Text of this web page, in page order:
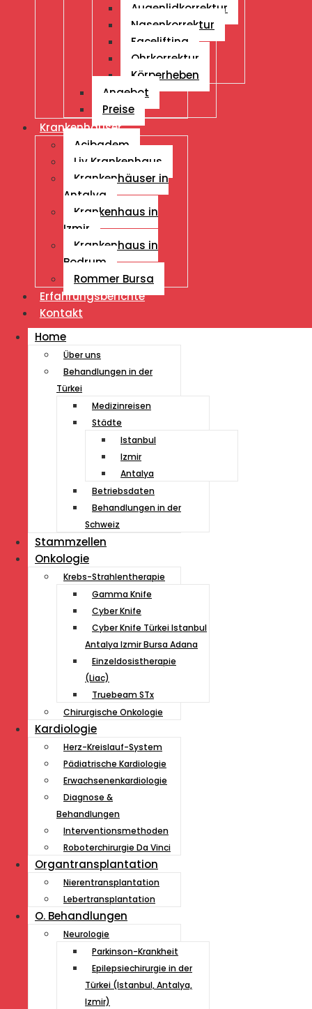
Augenlidkorrektur
Nasenkorrektur
Facelifting
Ohrkorrektur
Körperheben
Angebot
Preise
Krankenhäuser
Acibadem
Liv Krankenhaus
Krankenhäuser in
Antalya
Krankenhaus in
Izmir
Krankenhaus in
Bodrum
Rommer Bursa
Erfahrungsberichte
Kontakt
Home
Über uns
Behandlungen in der
Türkei
Medizinreisen
Städte
Istanbul
Izmir
Antalya
Betriebsdaten
Behandlungen in der
Schweiz
Stammzellen
Onkologie
Krebs-Strahlentherapie
Gamma Knife
Cyber Knife
Cyber ​​Knife Türkei Istanbul
Antalya Izmir Bursa Adana
Einzeldosistherapie
(Liac)
Truebeam STx
Chirurgische Onkologie
Kardiologie
Herz-Kreislauf-System
Pädiatrische Kardiologie
Erwachsenenkardiologie
Diagnose &
Behandlungen
Interventionsmethoden
Roboterchirurgie Da Vinci
Organtransplantation
Nierentransplantation
Lebertransplantation
O. Behandlungen
Neurologie
Parkinson-Krankheit
Epilepsiechirurgie in der
Türkei (Istanbul, Antalya,
Izmir)